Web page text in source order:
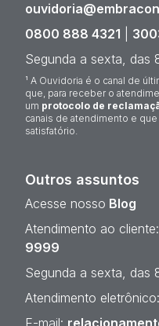
0800 888 4321
Segunda a sexta, das
¹ A Ouvidoria é o canal de
que, para receber o
um protocolo de
canais de atendimento e
satisfatório.
Outros assuntos
Acesse nosso Blog
Atendimento ao cliente:
9999
Segunda a sexta, das
Atendimento